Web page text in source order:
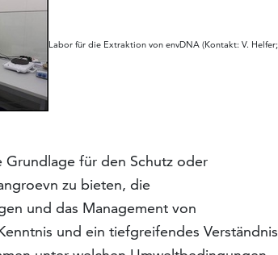
Labor für die Extraktion von envDNA (Kontakt: V. Helfer;
Grundlage für den Schutz oder
zu bieten, die
und das Management von
und ein tiefgreifendes Verständnis